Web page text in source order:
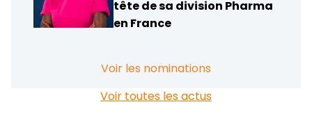
tête de sa division Pharma
en France
Voir les nominations
Voir toutes les actus